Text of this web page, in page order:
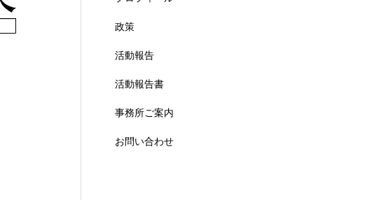
政策
活動報告
活動報告書
事務所ご案内
お問い合わせ